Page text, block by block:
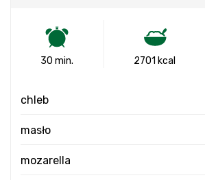
30 min. 2701 kcal
chleb
masło
mozarella